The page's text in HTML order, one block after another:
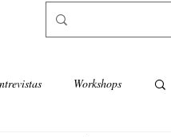
Workshops